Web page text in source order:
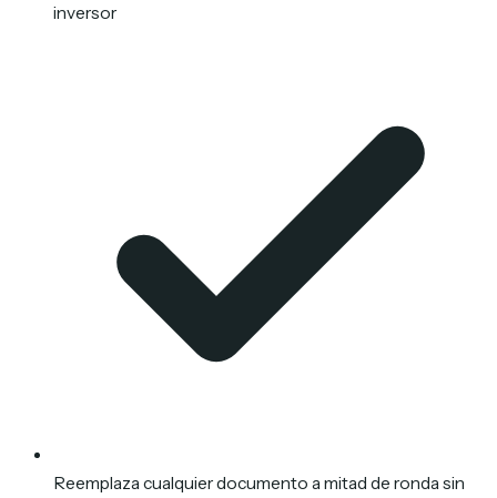
inversor
Reemplaza cualquier documento a mitad de ronda sin